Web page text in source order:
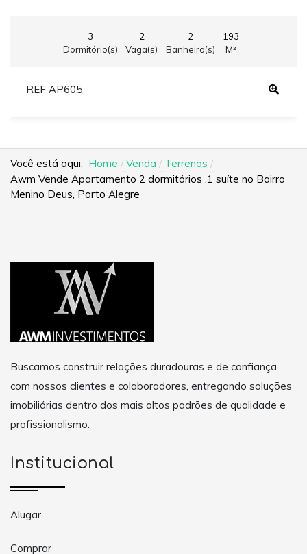
3
Dormitório(s)
2
Vaga(s)
2
Banheiro(s)
193
M²
REF AP605
Você está aqui: Home Venda
Terrenos
Awm Vende Apartamento 2 dormitórios ,1 suíte no Bairro
Menino Deus, Porto Alegre
Buscamos construir relações duradouras e de confiança
com nossos clientes e colaboradores, entregando soluções
imobiliárias dentro dos mais altos padrões de qualidade e
profissionalismo.
Institucional
Alugar
Comprar